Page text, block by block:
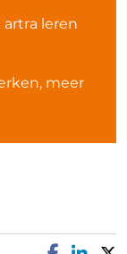
leren
meer